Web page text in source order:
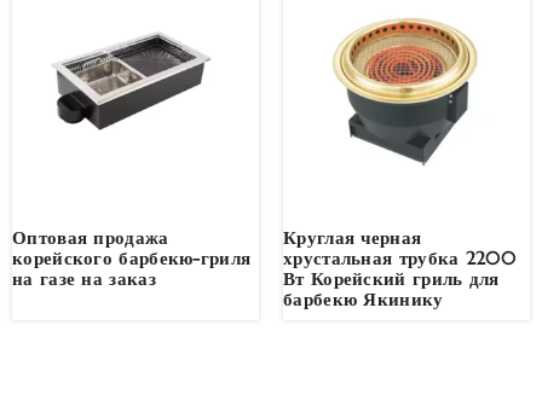
Оптовая продажа
корейского барбекю-гриля
на газе на заказ
Круглая черная
хрустальная трубка 2200
Вт Корейский гриль для
барбекю Якинику